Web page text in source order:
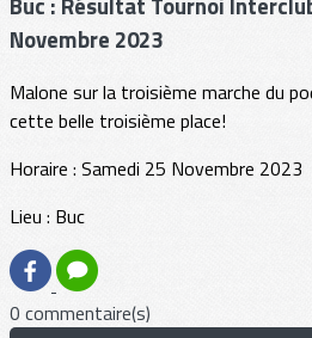
Novembre 2023
Malone sur la troisième marche du
cette belle troisième place!
Horaire : Samedi 25 Novembre 2023
Lieu : Buc
0 commentaire(s)